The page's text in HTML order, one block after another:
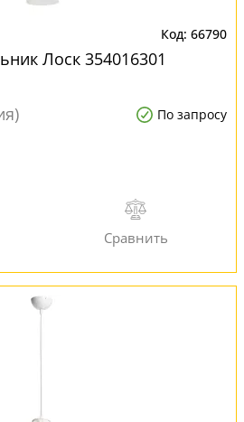
66790
Лоск 354016301
По запросу